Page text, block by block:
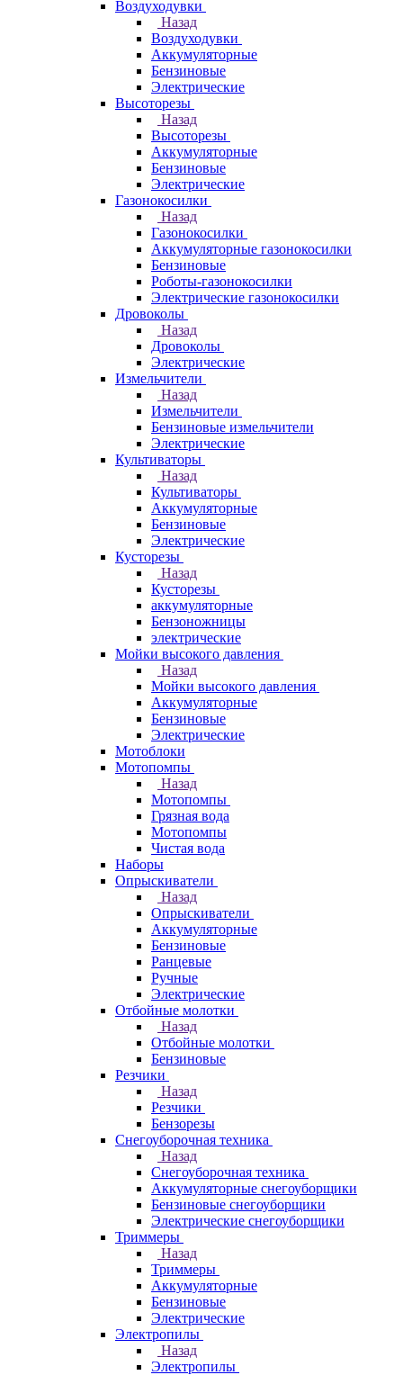
Воздуходувки
Назад
Воздуходувки
Аккумуляторные
Бензиновые
Электрические
Высоторезы
Назад
Высоторезы
Аккумуляторные
Бензиновые
Электрические
Газонокосилки
Назад
Газонокосилки
Аккумуляторные газонокосилки
Бензиновые
Роботы-газонокосилки
Электрические газонокосилки
Дровоколы
Назад
Дровоколы
Электрические
Измельчители
Назад
Измельчители
Бензиновые измельчители
Электрические
Культиваторы
Назад
Культиваторы
Аккумуляторные
Бензиновые
Электрические
Кусторезы
Назад
Кусторезы
аккумуляторные
Бензоножницы
электрические
Мойки высокого давления
Назад
Мойки высокого давления
Аккумуляторные
Бензиновые
Электрические
Мотоблоки
Мотопомпы
Назад
Мотопомпы
Грязная вода
Мотопомпы
Чистая вода
Наборы
Опрыскиватели
Назад
Опрыскиватели
Аккумуляторные
Бензиновые
Ранцевые
Ручные
Электрические
Отбойные молотки
Назад
Отбойные молотки
Бензиновые
Резчики
Назад
Резчики
Бензорезы
Снегоуборочная техника
Назад
Снегоуборочная техника
Аккумуляторные снегоуборщики
Бензиновые снегоуборщики
Электрические снегоуборщики
Триммеры
Назад
Триммеры
Аккумуляторные
Бензиновые
Электрические
Электропилы
Назад
Электропилы